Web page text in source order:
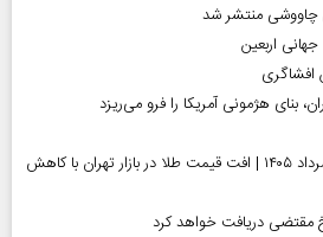
چاووشی منتشر شد
اربعین
افشاگری
بنای هژمونی آمریکا را فرو می‌ریزد
قیمت طلا و سکه امروز ۱۱ مرداد ۱۴۰۵ | افت قیمت طلا در بازار تهران با کاهش
مقتضی دریافت خواهد کرد